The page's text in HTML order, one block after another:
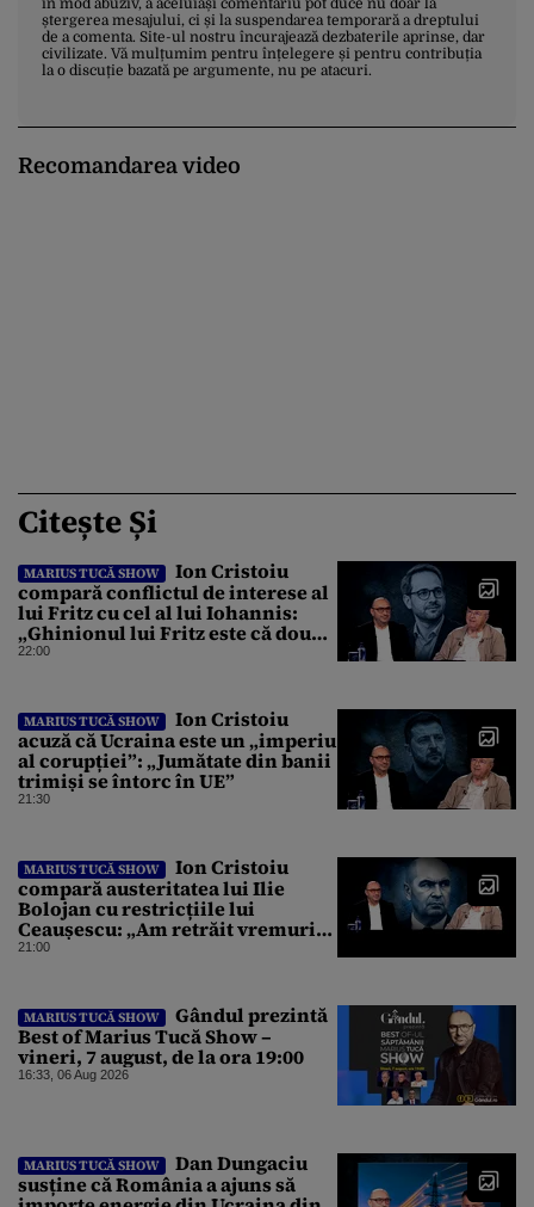
în mod abuziv, a aceluiași comentariu pot duce nu doar la
ștergerea mesajului, ci și la suspendarea temporară a dreptului
de a comenta. Site-ul nostru încurajează dezbaterile aprinse, dar
civilizate. Vă mulțumim pentru înțelegere și pentru contribuția
la o discuție bazată pe argumente, nu pe atacuri.
Recomandarea video
Citește Și
MARIUS TUCĂ SHOW
Ion Cristoiu
compară conflictul de interese al
lui Fritz cu cel al lui Iohannis:
„Ghinionul lui Fritz este că două
instanțe l-au declarat
22:00
MARIUS TUCĂ SHOW
Ion Cristoiu
acuză că Ucraina este un „imperiu
al corupției”: „Jumătate din banii
trimiși se întorc în UE”
21:30
MARIUS TUCĂ SHOW
Ion Cristoiu
compară austeritatea lui Ilie
Bolojan cu restricțiile lui
Ceaușescu: „Am retrăit vremurile
tinereții”
21:00
MARIUS TUCĂ SHOW
Gândul prezintă
Best of Marius Tucă Show –
vineri, 7 august, de la ora 19:00
16:33, 06 Aug 2026
MARIUS TUCĂ SHOW
Dan Dungaciu
susține că România a ajuns să